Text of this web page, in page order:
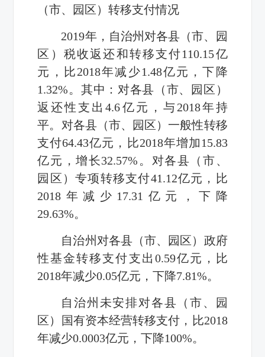
（市、园区）转移支付情况
2019年，自治州对各县（市、园
区）税收返还和转移支付110.15亿
元，比2018年减少1.48亿元，下降
1.32%。其中：对各县（市、园区）
返还性支出4.6亿元，与2018年持
平。对各县（市、园区）一般性转移
支付64.43亿元，比2018年增加15.83
亿元，增长32.57%。对各县（市、
园区）专项转移支付41.12亿元，比
2018年减少17.31亿元，下降
29.63%。
自治州对各县（市、园区）政府
性基金转移支付支出 0.59亿元 ， 比
2018年减少0.05亿元 ，下降7.81%。
自治州未安排对各县（市、园
区）
国有资本经营转移支付，比2018
年减少0.0003亿元，下降100%。